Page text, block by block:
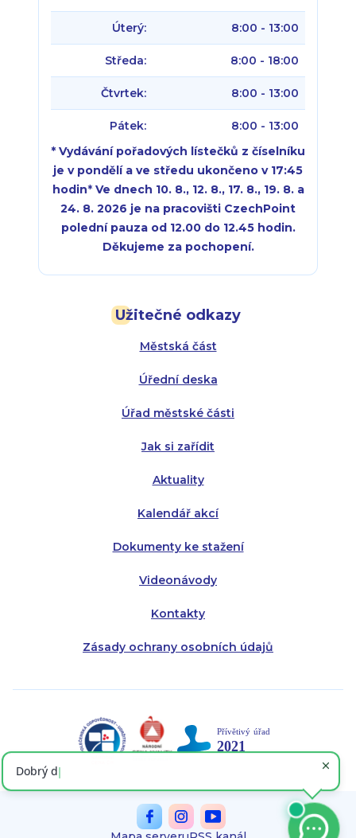
Užitečné odkazy
Městská část
Úřední deska
Úřad městské části
Jak si zařídit
Aktuality
Kalendář akcí
Dokumenty ke stažení
Videonávody
Kontakty
Zásady ochrany osobních údajů
Úterý: 8:00 - 13:00
Středa: 8:00 - 18:00
Čtvrtek: 8:00 - 13:00
Pátek:
8:00 - 13:00
* Vydávání pořadových lístečků z číselníku
je v pondělí a ve středu ukončeno v 17:45
hodin* Ve dnech 10. 8., 12. 8., 17. 8., 19. 8. a
24. 8. 2026 je na pracovišti CzechPoint
polední pauza od 12.00 do 12.45 hodin.
Děkujeme za pochopení.
Úterý:
Středa:
Čtvrtek:
Pátek:
Úterý:
Středa:
Čtvrtek: